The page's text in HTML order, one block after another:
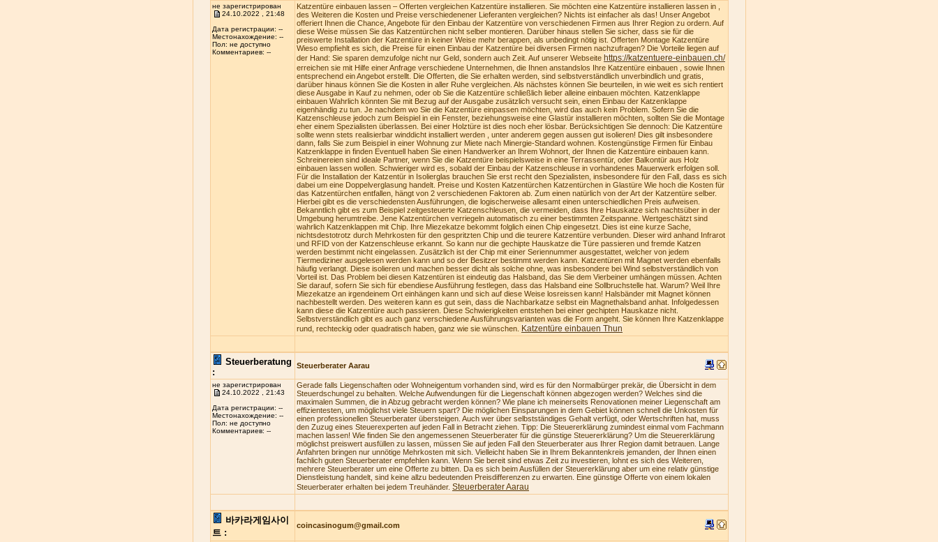
не зарегистрирован
24.10.2022 , 21:48
Дата регистрации: --
Местонахождение: --
Пол: не доступно
Комментариев: --
Katzentüre einbauen lassen – Offerten vergleichen Katzentüre installieren. Sie möchten eine Katzentüre installieren lassen in ,
des Weiteren die Kosten und Preise verschiedenener Lieferanten vergleichen? Nichts ist einfacher als das! Unser Angebot
offeriert Ihnen die Chance, Angebote für den Einbau der Katzentüre von verschiedenen Firmen aus Ihrer Region zu ordern. Auf
diese Weise müssen Sie das Katzentürchen nicht selber montieren. Darüber hinaus stellen Sie sicher, dass sie für die
preiswerte Installation der Katzentüre in keiner Weise mehr berappen, als unbedingt nötig ist. Offerten Montage Katzentüre
Wieso empfiehlt es sich, die Preise für einen Einbau der Katzentüre bei diversen Firmen nachzufragen? Die Vorteile liegen auf
der Hand: Sie sparen demzufolge nicht nur Geld, sondern auch Zeit. Auf unserer Webseite https://katzentuere-einbauen.ch/
erreichen sie mit Hilfe einer Anfrage verschiedene Unternehmen, die Ihnen anstandslos Ihre Katzentüre einbauen , sowie Ihnen
entsprechend ein Angebot erstellt. Die Offerten, die Sie erhalten werden, sind selbstverständlich unverbindlich und gratis,
darüber hinaus können Sie die Kosten in aller Ruhe vergleichen. Als nächstes können Sie beurteilen, in wie weit es sich rentiert
diese Ausgabe in Kauf zu nehmen, oder ob Sie die Katzentüre schließlich lieber alleine einbauen möchten. Katzenklappe
einbauen Wahrlich könnten Sie mit Bezug auf der Ausgabe zusätzlich versucht sein, einen Einbau der Katzenklappe
eigenhändig zu tun. Je nachdem wo Sie die Katzentüre einpassen möchten, wird das auch kein Problem. Sofern Sie die
Katzenschleuse jedoch zum Beispiel in ein Fenster, beziehungsweise eine Glastür installieren möchten, sollten Sie die Montage
eher einem Spezialisten überlassen. Bei einer Holztüre ist dies noch eher lösbar. Berücksichtigen Sie dennoch: Die Katzentüre
sollte wenn stets realisierbar winddicht installiert werden , unter anderem gegen aussen gut isolieren! Dies gilt insbesondere
dann, falls Sie zum Beispiel in einer Wohnung zur Miete nach Minergie-Standard wohnen. Kostengünstige Firmen für Einbau
Katzenklappe in finden Eventuell haben Sie einen Handwerker an Ihrem Wohnort, der Ihnen die Katzentüre einbauen kann.
Schreinereien sind ideale Partner, wenn Sie die Katzentüre beispielsweise in eine Terrassentür, oder Balkontür aus Holz
einbauen lassen wollen. Schwieriger wird es, sobald der Einbau der Katzenschleuse in vorhandenes Mauerwerk erfolgen soll.
Für die Installation der Katzentür in Isolierglas brauchen Sie erst recht den Spezialisten, insbesondere für den Fall, dass es sich
dabei um eine Doppelverglasung handelt. Preise und Kosten Katzentürchen Katzentürchen in Glastüre Wie hoch die Kosten für
das Katzentürchen entfallen, hängt von 2 verschiedenen Faktoren ab. Zum einen natürlich von der Art der Katzentüre selber.
Hierbei gibt es die verschiedensten Ausführungen, die logischerweise allesamt einen unterschiedlichen Preis aufweisen.
Bekanntlich gibt es zum Beispiel zeitgesteuerte Katzenschleusen, die vermeiden, dass Ihre Hauskatze sich nachtsüber in der
Umgebung herumtreibe. Jene Katzentürchen verriegeln automatisch zu einer bestimmten Zeitspanne. Wertgeschätzt sind
wahrlich Katzenklappen mit Chip. Ihre Miezekatze bekommt folglich einen Chip eingesetzt. Dies ist eine kurze Sache,
nichtsdestotrotz durch Mehrkosten für den gespritzten Chip und die teurere Katzentüre verbunden. Dieser wird anhand Infrarot
und RFID von der Katzenschleuse erkannt. So kann nur die gechipte Hauskatze die Türe passieren und fremde Katzen
werden bestimmt nicht eingelassen. Zusätzlich ist der Chip mit einer Seriennummer ausgestattet, welcher von jedem
Tiermediziner ausgelesen werden kann und so der Besitzer bestimmt werden kann. Katzentüren mit Magnet werden ebenfalls
häufig verlangt. Diese isolieren und machen besser dicht als solche ohne, was insbesondere bei Wind selbstverständlich von
Vorteil ist. Das Problem bei diesen Katzentüren ist eindeutig das Halsband, das Sie dem Vierbeiner umhängen müssen. Achten
Sie darauf, sofern Sie sich für ebendiese Ausführung festlegen, dass das Halsband eine Sollbruchstelle hat. Warum? Weil Ihre
Miezekatze an irgendeinem Ort einhängen kann und sich auf diese Weise losreissen kann! Halsbänder mit Magnet können
nachbestellt werden. Des weiteren kann es gut sein, dass die Nachbarkatze selbst ein Magnethalsband anhat. Infolgedessen
kann diese die Katzentüre auch passieren. Diese Schwierigkeiten entstehen bei einer gechipten Hauskatze nicht.
Selbstverständlich gibt es auch ganz verschiedene Ausführungsvarianten was die Form angeht. Sie können Ihre Katzenklappe
rund, rechteckig oder quadratisch haben, ganz wie sie wünschen.
Katzentüre einbauen Thun
Steuerberatung
:
Steuerberater Aarau
не зарегистрирован
24.10.2022 , 21:43
Дата регистрации: --
Местонахождение: --
Пол: не доступно
Комментариев: --
Gerade falls Liegenschaften oder Wohneigentum vorhanden sind, wird es für den Normalbürger prekär, die Übersicht in dem
Steuerdschungel zu behalten. Welche Aufwendungen für die Liegenschaft können abgezogen werden? Welches sind die
maximalen Summen, die in Abzug gebracht werden können? Wie plane ich meinerseits Renovationen meiner Liegenschaft am
effizientesten, um möglichst viele Steuern spart? Die möglichen Einsparungen in dem Gebiet können schnell die Unkosten für
einen professionellen Steuerberater übersteigen. Auch wer über selbstständiges Gehalt verfügt, oder Wertschriften hat, muss
den Zuzug eines Steuerexperten auf jeden Fall in Betracht ziehen. Tipp: Die Steuererklärung zumindest einmal vom Fachmann
machen lassen! Wie finden Sie den angemessenen Steuerberater für die günstige Steuererklärung? Um die Steuererklärung
möglichst preiswert ausfüllen zu lassen, müssen Sie auf jeden Fall den Steuerberater aus Ihrer Region damit betrauen. Lange
Anfahrten bringen nur unnötige Mehrkosten mit sich. Vielleicht haben Sie in Ihrem Bekanntenkreis jemanden, der Ihnen einen
fachlich guten Steuerberater empfehlen kann. Wenn Sie bereit sind etwas Zeit zu investieren, lohnt es sich des Weiteren,
mehrere Steuerberater um eine Offerte zu bitten. Da es sich beim Ausfüllen der Steuererklärung aber um eine relativ günstige
Dienstleistung handelt, sind keine allzu bedeutenden Preisdifferenzen zu erwarten. Eine günstige Offerte von einem lokalen
Steuerberater erhalten bei jedem Treuhänder. Steuerberater Aarau
바카라게임사이
트 :
coincasinogum@gmail.com